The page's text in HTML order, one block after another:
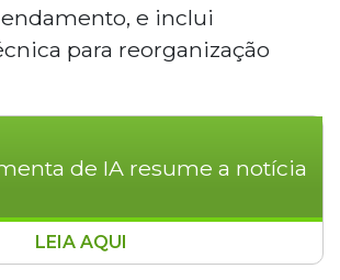
e inclui
para reorganização
de IA resume a notícia
de Campo Grande
LEIA AQUI